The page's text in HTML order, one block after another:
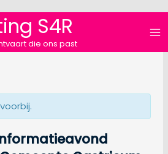
S4R
die ons past